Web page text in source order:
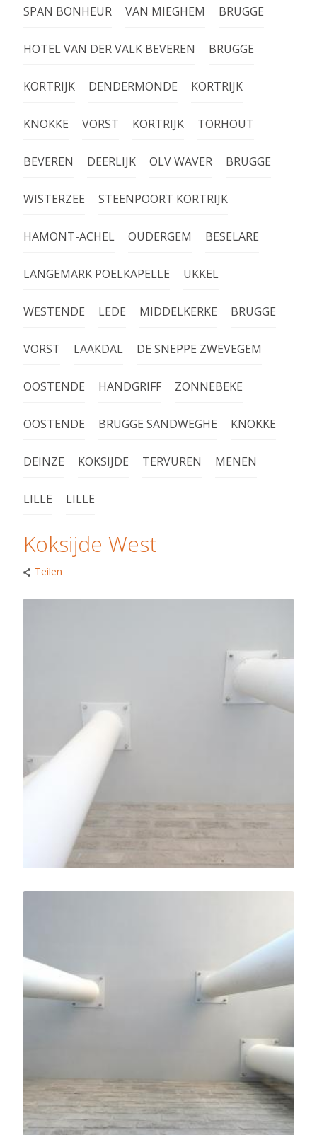
SPAN BONHEUR VAN MIEGHEM BRUGGE
HOTEL VAN DER VALK BEVEREN BRUGGE
KORTRIJK DENDERMONDE KORTRIJK
KNOKKE VORST KORTRIJK TORHOUT
BEVEREN DEERLIJK OLV WAVER BRUGGE
WISTERZEE STEENPOORT KORTRIJK
HAMONT-ACHEL OUDERGEM BESELARE
LANGEMARK POELKAPELLE UKKEL
WESTENDE LEDE MIDDELKERKE BRUGGE
VORST LAAKDAL DE SNEPPE ZWEVEGEM
OOSTENDE HANDGRIFF ZONNEBEKE
OOSTENDE BRUGGE SANDWEGHE KNOKKE
DEINZE KOKSIJDE TERVUREN MENEN
LILLE LILLE
Koksijde West
Teilen